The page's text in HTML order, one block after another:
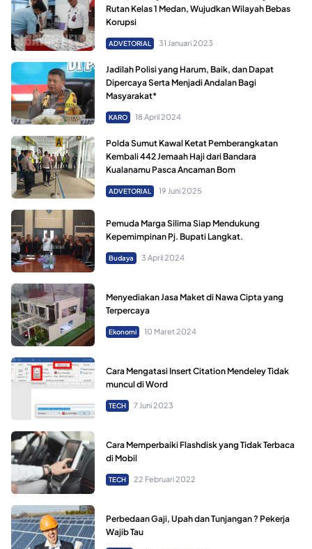
Rutan Kelas 1 Medan, Wujudkan Wilayah Bebas
Korupsi
ADVETORIAL 31 Januari 2023
Jadilah Polisi yang Harum, Baik, dan Dapat
Dipercaya Serta Menjadi Andalan Bagi
Masyarakat*
KARO 18 April 2024
Polda Sumut Kawal Ketat Pemberangkatan
Kembali 442 Jemaah Haji dari Bandara
Kualanamu Pasca Ancaman Bom
ADVETORIAL 19 Juni 2025
Pemuda Marga Silima Siap Mendukung
Kepemimpinan Pj. Bupati Langkat.
Budaya 3 April 2024
Menyediakan Jasa Maket di Nawa Cipta yang
Terpercaya
Ekonomi 10 Maret 2024
Cara Mengatasi Insert Citation Mendeley Tidak
muncul di Word
TECH 7 Juni 2023
Cara Memperbaiki Flashdisk yang Tidak Terbaca
di Mobil
TECH 22 Februari 2022
Perbedaan Gaji, Upah dan Tunjangan ? Pekerja
Wajib Tau